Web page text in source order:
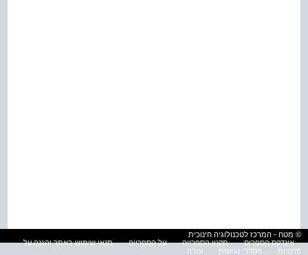
© מטח - המרכז לטכנולוגיה חינוכית
אינדקס הספרים
תקנון הספרייה על הספרייה
תנאי שימוש באתר והגנה על
פרטיות
הסדרי נגישות עזרה